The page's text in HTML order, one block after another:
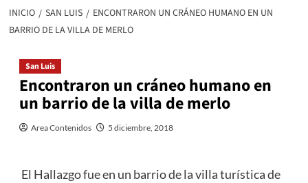
INICIO SAN LUIS
ENCONTRARON UN CRÁNEO HUMANO EN UN
BARRIO DE LA VILLA DE MERLO
San Luis
Encontraron un cráneo humano en
un barrio de la villa de merlo
Area Contenidos 5 diciembre, 2018
El Hallazgo fue en un barrio de la villa turística de